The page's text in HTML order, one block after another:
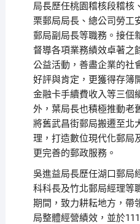
局長歷任桃園稽核段稽核
栗郵局局長、總公司勞工
郵局副局長等職務。接任
督導各項業務績效卓著之
公益活動，善盡企業的社
好評與肯定，更獲得存簿
金融卡手續費收入等三個
外，葉局長也積極推動老
將舊武昌街郵局搬遷至北
理，打造數位現代化郵局
更完善的郵政服務。
吳進益局長歷任湖口郵局
科科長及竹北郵局經理等
期間，致力耕耘地方，帶
局整體經營績效，並於